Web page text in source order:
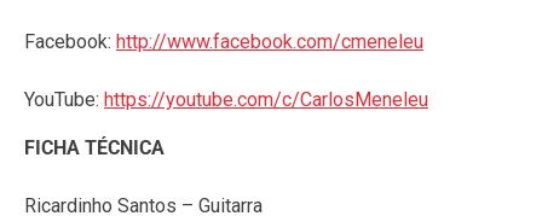
Facebook: http://www.facebook.com/cmeneleu
YouTube: https://youtube.com/c/CarlosMeneleu
FICHA TÉCNICA
Ricardinho Santos – Guitarra